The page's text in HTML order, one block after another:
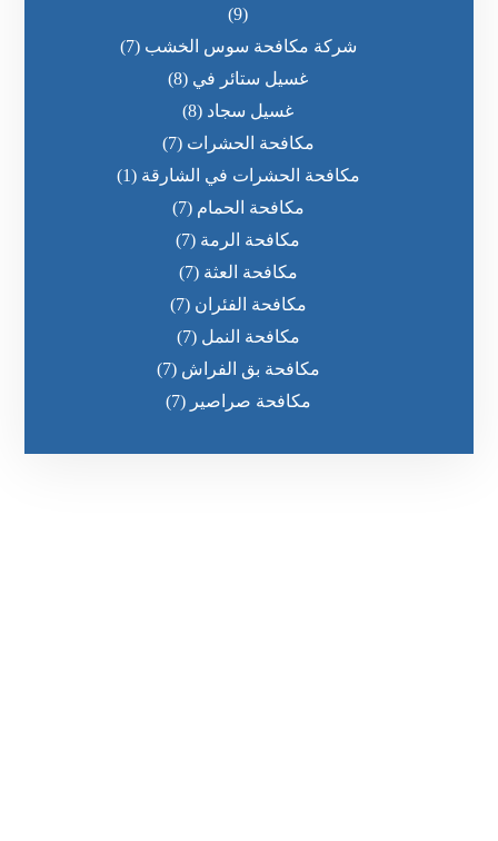
(9)
شركة مكافحة سوس الخشب (7)
غسيل ستائر في (8)
غسيل سجاد (8)
مكافحة الحشرات (7)
مكافحة الحشرات في الشارقة (1)
مكافحة الحمام (7)
مكافحة الرمة (7)
مكافحة العثة (7)
مكافحة الفئران (7)
مكافحة النمل (7)
مكافحة بق الفراش (7)
مكافحة صراصير (7)